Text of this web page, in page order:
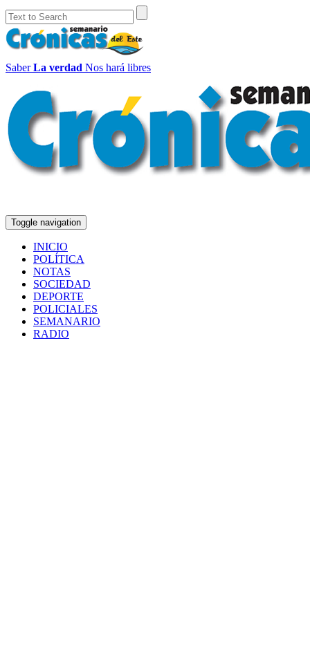
SaberLa verdad Nos hará libres
Toggle navigation
INICIO
POLÍTICA
NOTAS
SOCIEDAD
DEPORTE
POLICIALES
SEMANARIO
RADIO